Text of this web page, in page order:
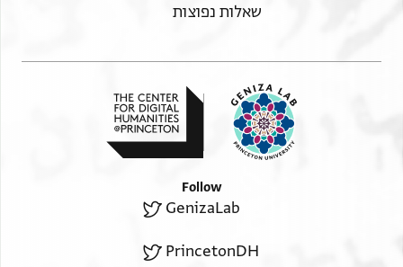
שאלות נפוצות
Follow
GenizaLab
PrincetonDH